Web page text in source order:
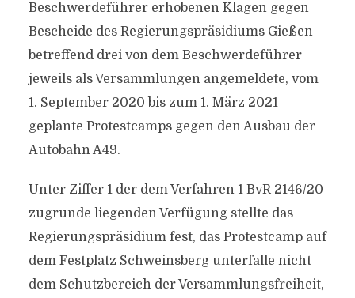
Beschwerdeführer erhobenen Klagen gegen
Bescheide des Regierungspräsidiums Gießen
betreffend drei von dem Beschwerdeführer
jeweils als Versammlungen angemeldete, vom
1. September 2020 bis zum 1. März 2021
geplante Protestcamps gegen den Ausbau der
Autobahn A49.
Unter Ziffer 1 der dem Verfahren 1 BvR 2146/20
zugrunde liegenden Verfügung stellte das
Regierungspräsidium fest, das Protestcamp auf
dem Festplatz Schweinsberg unterfalle nicht
dem Schutzbereich der Versammlungsfreiheit,